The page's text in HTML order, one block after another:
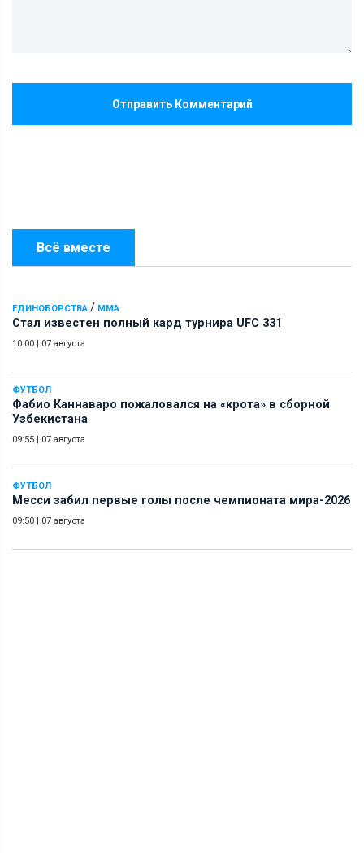
Всё вместе
ЕДИНОБОРСТВА / ММА
Стал известен полный кард турнира UFC 331
10:00 | 07 августа
ФУТБОЛ
Фабио Каннаваро пожаловался на «крота» в сборной
Узбекистана
09:55 | 07 августа
ФУТБОЛ
Месси забил первые голы после чемпионата мира-2026
09:50 | 07 августа
Отправить Комментарий